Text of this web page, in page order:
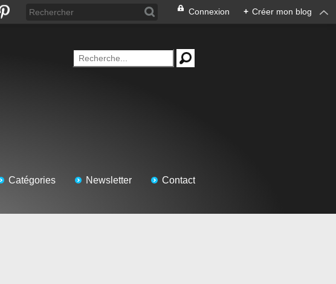
Connexion + Créer mon blog
Catégories Newsletter Contact